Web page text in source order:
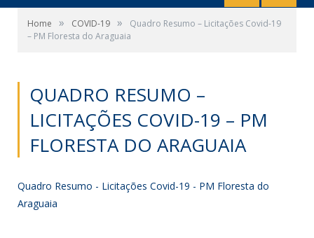
Home » COVID-19 »
Quadro Resumo – Licitações Covid-19
– PM Floresta do Araguaia
QUADRO RESUMO –
LICITAÇÕES COVID-19 – PM
FLORESTA DO ARAGUAIA
Quadro Resumo - Licitações Covid-19 - PM Floresta do
Araguaia